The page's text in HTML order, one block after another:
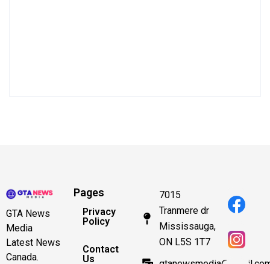
GTA News
Media
Latest News
Canada.
Pages
Privacy
Policy
Contact
Us
7015
Tranmere dr
Mississauga,
ON L5S 1T7